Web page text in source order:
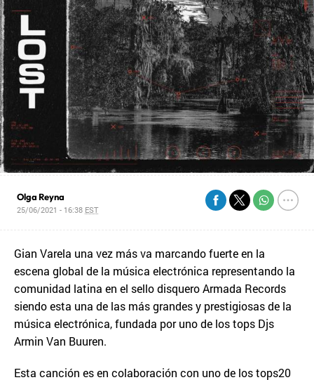
Olga Reyna
25/06/2021 - 16:38 EST
Gian Varela una vez más va marcando fuerte en la
escena global de la música electrónica representando la
comunidad latina en el sello disquero Armada Records
siendo esta una de las más grandes y prestigiosas de la
música electrónica, fundada por uno de los tops Djs
Armin Van Buuren.
Esta canción es en colaboración con uno de los tops20